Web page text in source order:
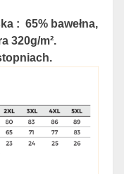
: 65% bawełna,
320g/m².